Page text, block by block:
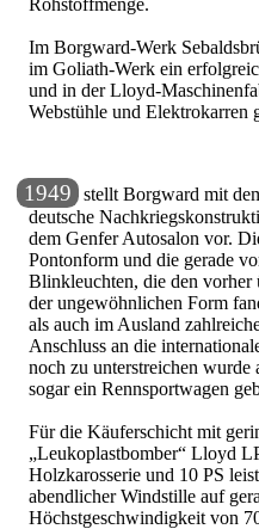
Im Borgward-Werk
im Goliath-Werk ein
und in der Lloyd-
Webstühle und Elektrokarren
1949 stellt Borgward mit
deutsche
dem Genfer Autosalon vor.
Pontonform und die gerade
Blinkleuchten, die den
der ungewöhnlichen Form
als auch im Ausland
Anschluss an die
noch zu unterstreichen wurde
sogar ein Rennsportwagen
Für die Käuferschicht mit
Leukoplastbomber
Lloyd
Holzkarosserie und 10 PS
abendlicher Windstille auf
Höchstgeschwindigkeit von